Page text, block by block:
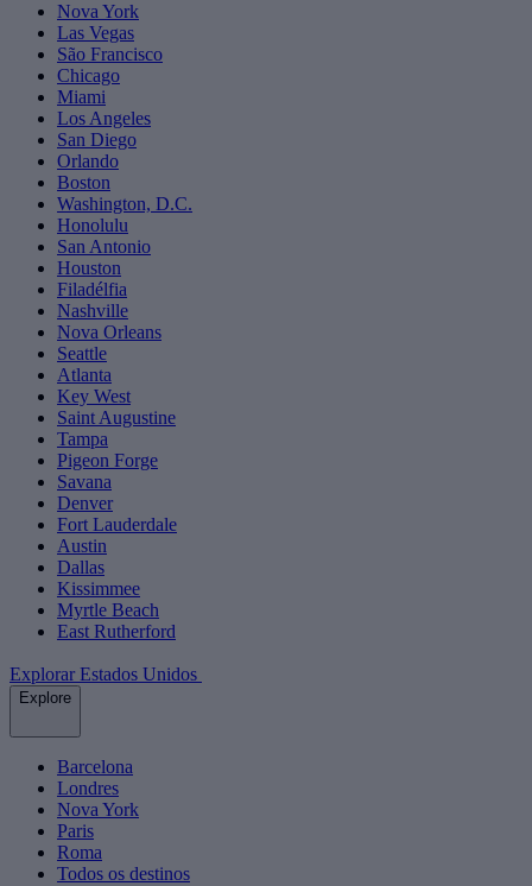
Nova York
Las Vegas
São Francisco
Chicago
Miami
Los Angeles
San Diego
Orlando
Boston
Washington, D.C.
Honolulu
San Antonio
Houston
Filadélfia
Nashville
Nova Orleans
Seattle
Atlanta
Key West
Saint Augustine
Tampa
Pigeon Forge
Savana
Denver
Fort Lauderdale
Austin
Dallas
Kissimmee
Myrtle Beach
East Rutherford
Explorar Estados Unidos
Explore
Barcelona
Londres
Nova York
Paris
Roma
Todos os destinos